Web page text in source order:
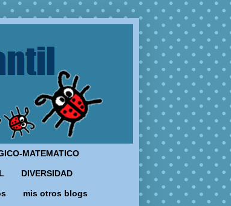
MATEMATICO
DIVERSIDAD
mis otros blogs